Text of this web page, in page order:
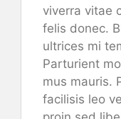
viverra vitae
felis donec.
ultrices mi
Parturient
mus mauris.
facilisis leo